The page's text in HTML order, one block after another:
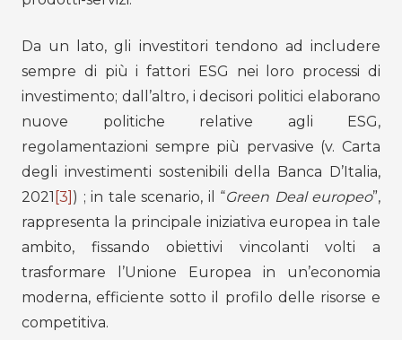
Da un lato, gli investitori tendono ad includere
sempre di più i fattori ESG nei loro processi di
investimento; dall’altro, i decisori politici elaborano
nuove politiche relative agli ESG,
regolamentazioni sempre più pervasive (v. Carta
degli investimenti sostenibili della Banca D’Italia,
2021 [3] ) ; in tale scenario, il “Green Deal europeo”,
rappresenta la principale iniziativa europea in tale
ambito, fissando obiettivi vincolanti volti a
trasformare l’Unione Europea in un’economia
moderna, efficiente sotto il profilo delle risorse e
competitiva.